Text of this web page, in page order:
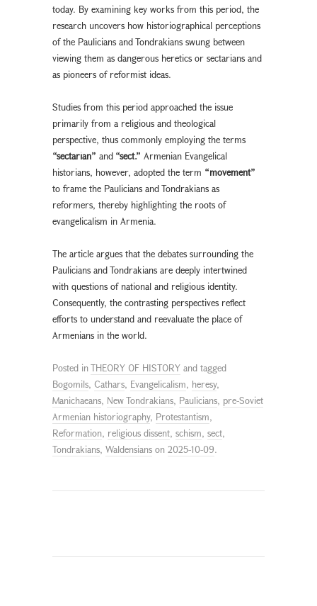
today. By examining key works from this period, the
research uncovers how historiographical perceptions
of the Paulicians and Tondrakians swung between
viewing them as dangerous heretics or sectarians and
as pioneers of reformist ideas.
Studies from this period approached the issue
primarily from a religious and theological
perspective, thus commonly employing the terms
“sectarian” and “sect.” Armenian Evangelical
historians, however, adopted the term “movement”
to frame the Paulicians and Tondrakians as
reformers, thereby highlighting the roots of
evangelicalism in Armenia.
The article argues that the debates surrounding the
Paulicians and Tondrakians are deeply intertwined
with questions of national and religious identity.
Consequently, the contrasting perspectives reflect
efforts to understand and reevaluate the place of
Armenians in the world.
Posted inTHEORY OF HISTORY and tagged
Bogomils, Cathars, Evangelicalism, heresy,
Manichaeans, New Tondrakians, Paulicians, pre-Soviet
Armenian historiography, Protestantism,
Reformation, religious dissent, schism, sect,
Tondrakians, Waldensians on 2025-10-09.